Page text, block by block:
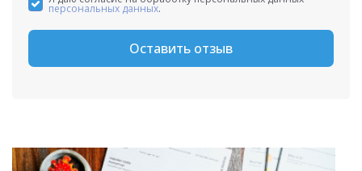
персональных данных.
Оставить отзыв